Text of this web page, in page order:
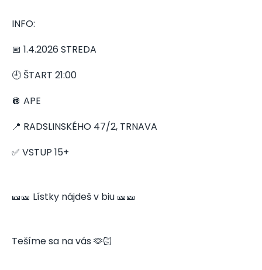
INFO:
📅 1.4.2026 STREDA
🕘 ŠTART 21:00
🪩 APE
📍 RADSLINSKÉHO 47/2, TRNAVA
✅ VSTUP 15+
🎫🎫 Lístky nájdeš v biu 🎫🎫
Tešíme sa na vás 🫶🏻